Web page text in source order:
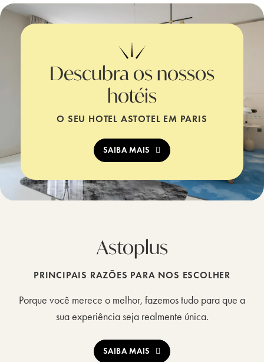
Descubra os nossos
hotéis
O SEU HOTEL ASTOTEL EM PARIS
SAIBA MAIS
Astoplus
PRINCIPAIS RAZÕES PARA NOS ESCOLHER
Porque você merece o melhor, fazemos tudo para que a
sua experiência seja realmente única.
SAIBA MAIS